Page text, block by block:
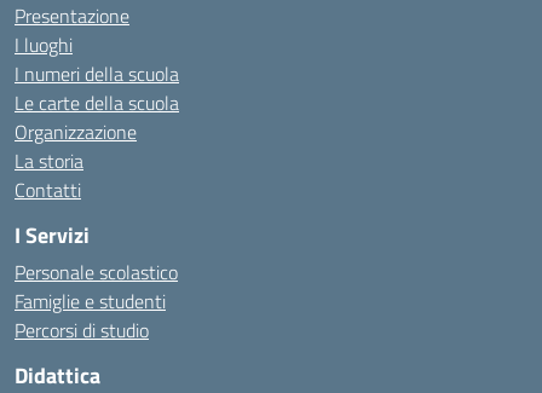
Presentazione
I luoghi
I numeri della scuola
Le carte della scuola
Organizzazione
La storia
Contatti
I Servizi
Personale scolastico
Famiglie e studenti
Percorsi di studio
Didattica